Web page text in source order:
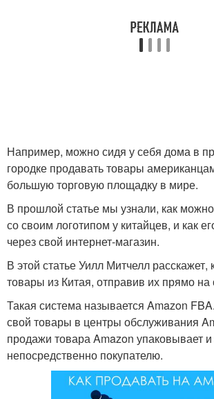
Например, можно сидя у себя дома в
городке продавать товары
большую торговую площадку в мире.
В прошлой статье мы узнали, как можно
со своим логотипом у китайцев, и как
через свой интернет-магазин.
В этой статье Уилл Митчелл расскажет,
товары из Китая, отправив их прямо
Такая система называется Amazon
свой товары в центры обслуживания
продажи товара Amazon упаковывает
непосредственно покупателю.